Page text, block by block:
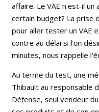
affaire. Le VAE n'est-il
certain budget? La prise
pour aller tester un VAE
contre au délai si l'on
minutes, nous rappelle
Au terme du test, une
Thibault au responsable
Défense, seul vendeur